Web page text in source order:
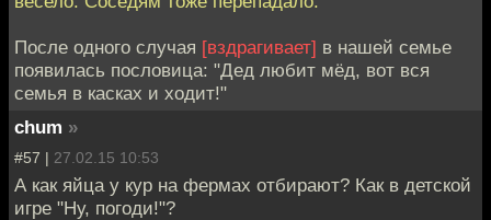
После одного случая [вздрагивает] в нашей семье
появилась пословица: "Дед любит мёд, вот вся
семья в касках и ходит!"
chum »
#57 | 27.02.15 10:53
А как яйца у кур на фермах отбирают? Как в детской
игре "Ну, погоди!"?